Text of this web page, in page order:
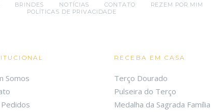
BRINDES NOTÍCIAS CONTATO REZEM POR MIM
POLÍTICAS DE PRIVACIDADE
Somos
Pedidos
RECEBA EM CASA
Terço Dourado
Pulseira do Terço
Medalha da Sagrada Família